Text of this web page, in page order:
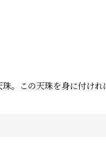
。この天珠を身に付けれ